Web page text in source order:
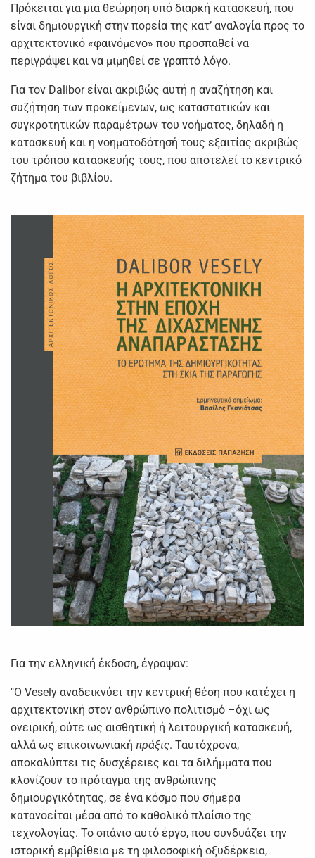
Πρόκειται για μια θεώρηση υπό διαρκή κατασκευή, που
είναι δημιουργική στην πορεία της κατ’ αναλογία προς το
αρχιτεκτονικό «φαινόμενο» που προσπαθεί να
περιγράψει και να μιμηθεί σε γραπτό λόγο.
Για τον Dalibor είναι ακριβώς αυτή η αναζήτηση και
συζήτηση των προκείμενων, ως καταστατικών και
συγκροτητικών παραμέτρων του νοήματος, δηλαδή η
κατασκευή και η νοηματοδότησή τους εξαιτίας ακριβώς
του τρόπου κατασκευής τους, που αποτελεί το κεντρικό
ζήτημα του βιβλίου.
Για την ελληνική έκδοση, έγραψαν:
"Ο Vesely αναδεικνύει την κεντρική θέση που κατέχει η
αρχιτεκτονική στον ανθρώπινο πολιτισμό –όχι ως
ονειρική, ούτε ως αισθητική ή λειτουργική κατασκευή,
αλλά ως επικοινωνιακή πράξις. Ταυτόχρονα,
αποκαλύπτει τις δυσχέρειες και τα διλήμματα που
κλονίζουν το πρόταγμα της ανθρώπινης
δημιουργικότητας, σε ένα κόσμο που σήμερα
κατανοείται μέσα από το καθολικό πλαίσιο της
τεχνολογίας. Το σπάνιο αυτό έργο, που συνδυάζει την
ιστορική εμβρίθεια με τη φιλοσοφική οξυδέρκεια,